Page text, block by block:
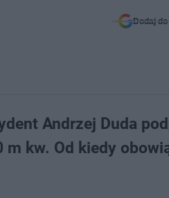
Dodaj
Andrzej Duda
kw. Od kiedy